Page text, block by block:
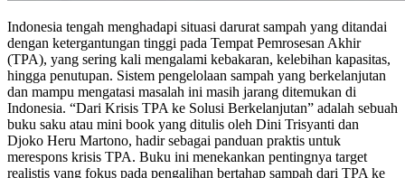
Indonesia tengah menghadapi situasi darurat sampah yang ditandai
dengan ketergantungan tinggi pada Tempat Pemrosesan Akhir
(TPA), yang sering kali mengalami kebakaran, kelebihan kapasitas,
hingga penutupan. Sistem pengelolaan sampah yang berkelanjutan
dan mampu mengatasi masalah ini masih jarang ditemukan di
Indonesia. “Dari Krisis TPA ke Solusi Berkelanjutan” adalah sebuah
buku saku atau mini book yang ditulis oleh Dini Trisyanti dan
Djoko Heru Martono, hadir sebagai panduan praktis untuk
merespons krisis TPA. Buku ini menekankan pentingnya target
realistis yang fokus pada pengalihan bertahap sampah dari TPA ke